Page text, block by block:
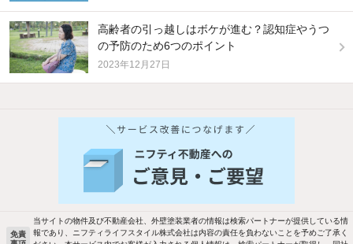
高齢者の引っ越しはボケが進む？認知症やうつ
の予防のため6つのポイント
2023年12月27日
他の人はこんな条件で絞り込んでいます！
バス・トイレ別 2階以上
免責
当サイトの物件及び不動産会社、外壁塗装業者の情報は検索パートナーが提供している情
報であり、ニフティライフスタイル株式会社は内容の責任を負わないことを予めご了承く